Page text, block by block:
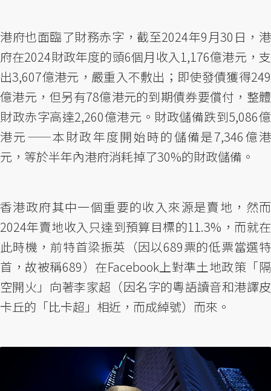
港府也面臨了財務赤字，截至2024年9月30日，港
府在2024財政年度的頭6個月收入1,176億港元，支
出3,607億港元，嚴重入不敷出；即使發債獲得249
億港元，但另有78億港元的到期債券要償付，整體
財政赤字高達2,260億港元。財政儲備跌到5,086億
港元——本財政年度開始時的儲備是7,346億港
元，等於半年內港府消耗掉了30%的財政儲備。
香港政府其中一個重要的收入來源是賣地，然而
2024年賣地收入只達到預算目標的11.3%，而就在
此時機，前特首梁振英（因以689票的低票當選特
首，故被稱689）在Facebook上對準土地政策「隔
空開火」向著李家超（因名字的粵語讀音和港譯皮
卡丘的「比卡超」相近，而成綽號）而來。